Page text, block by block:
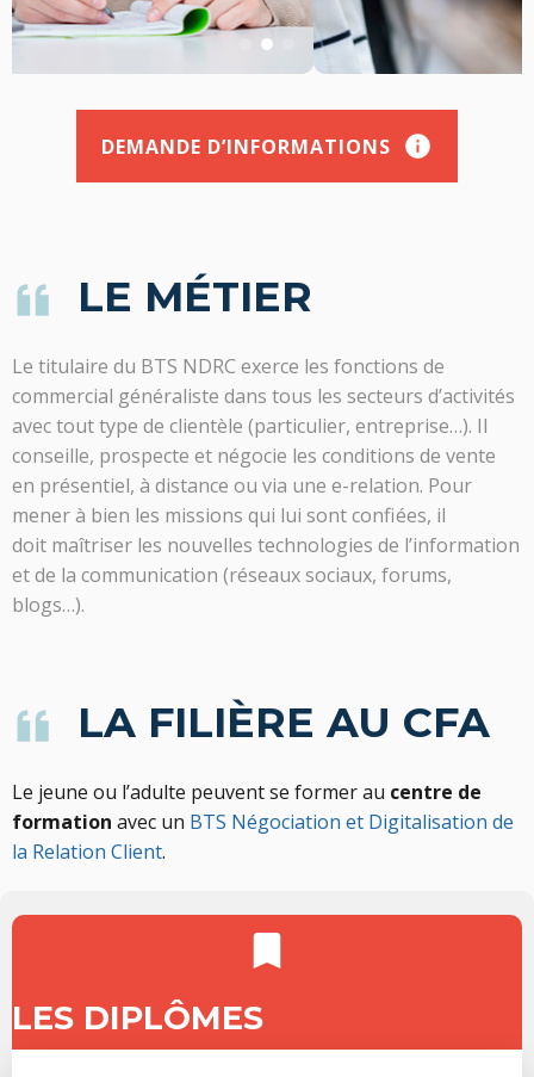
DEMANDE D’INFORMATIONS
LE MÉTIER
Le titulaire du BTS NDRC exerce les fonctions de
commercial généraliste dans tous les secteurs d’activités
avec tout type de clientèle (particulier, entreprise…). Il
conseille, prospecte et négocie les conditions de vente
en présentiel, à distance ou via une e-relation. Pour
mener à bien les missions qui lui sont confiées, il
doit maîtriser les nouvelles technologies de l’information
et de la communication (réseaux sociaux, forums,
blogs…).
LA FILIÈRE AU CFA
Le jeune ou l’adulte peuvent se former au centre de
formation avec un BTS Négociation et Digitalisation de
la Relation Client.
LES DIPLÔMES